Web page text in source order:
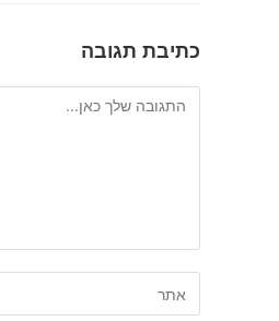
כתיבת תגובה